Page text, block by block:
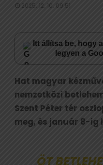
2025. 12. 10. 09:51
Itt állítsa be, hogy
legyen a
Hat magyar
nemzetközi
Szent Péter tér
meg, és január 8-
ÖT